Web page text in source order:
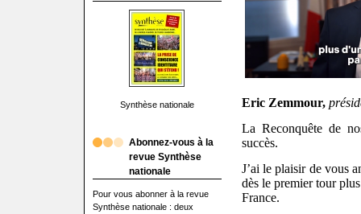
Synthèse nationale
Abonnez-vous à la
revue Synthèse
nationale
Pour vous abonner à la revue
Synthèse nationale : deux
Eric Zemmour,
La Reconquête de
succès.
J’ai le plaisir de vous
dès le premier tour
France.